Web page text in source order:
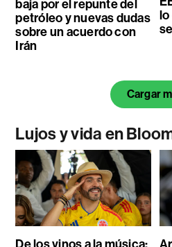
baja por el repunte del
petróleo y nuevas dudas
sobre un acuerdo con
Irán
lo
Cargar
Lujos y vida en